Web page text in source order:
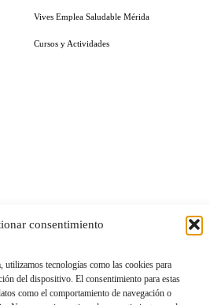
consentimiento
utilizamos tecnologías como las cookies para
del dispositivo. El consentimiento para estas
como el comportamiento de navegación o
Vives Emplea Saludable Mérida
Cursos y Actividades